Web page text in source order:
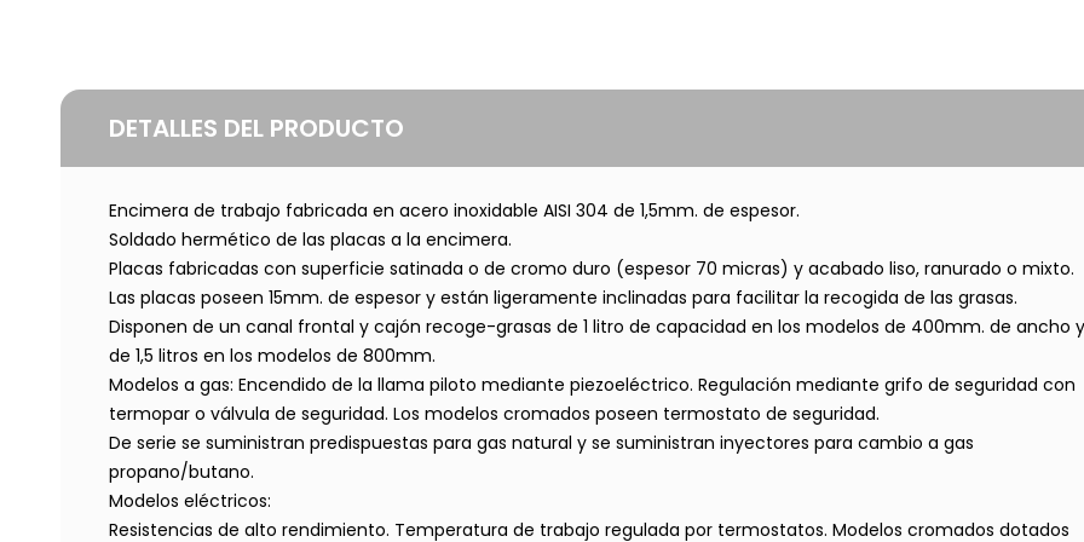
DETALLES DEL PRODUCTO
Encimera de trabajo fabricada en acero inoxidable AISI 304 de 1,5mm. de espesor.
Soldado hermético de las placas a la encimera.
Placas fabricadas con superficie satinada o de cromo duro (espesor 70 micras) y acabado liso, ranurado o mixto.
Las placas poseen 15mm. de espesor y están ligeramente inclinadas para facilitar la recogida de las grasas.
Disponen de un canal frontal y cajón recoge-grasas de 1 litro de capacidad en los modelos de 400mm. de ancho y
de 1,5 litros en los modelos de 800mm.
Modelos a gas: Encendido de la llama piloto mediante piezoeléctrico. Regulación mediante grifo de seguridad con
termopar o válvula de seguridad. Los modelos cromados poseen termostato de seguridad.
De serie se suministran predispuestas para gas natural y se suministran inyectores para cambio a gas
propano/butano.
Modelos eléctricos:
Resistencias de alto rendimiento. Temperatura de trabajo regulada por termostatos. Modelos cromados dotados